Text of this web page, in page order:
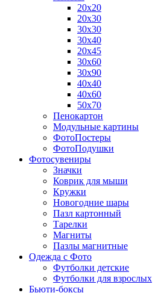
20х20
20х30
30х30
30х40
20х45
30х60
30х90
40х40
40х60
50х70
Пенокартон
Модульные картины
ФотоПостеры
ФотоПодушки
Фотоcувениры
Значки
Коврик для мыши
Кружки
Новогодние шары
Пазл картонный
Тарелки
Магниты
Пазлы магнитные
Одежда с Фото
Футболки детские
Футболки для взрослых
Бьюти-боксы